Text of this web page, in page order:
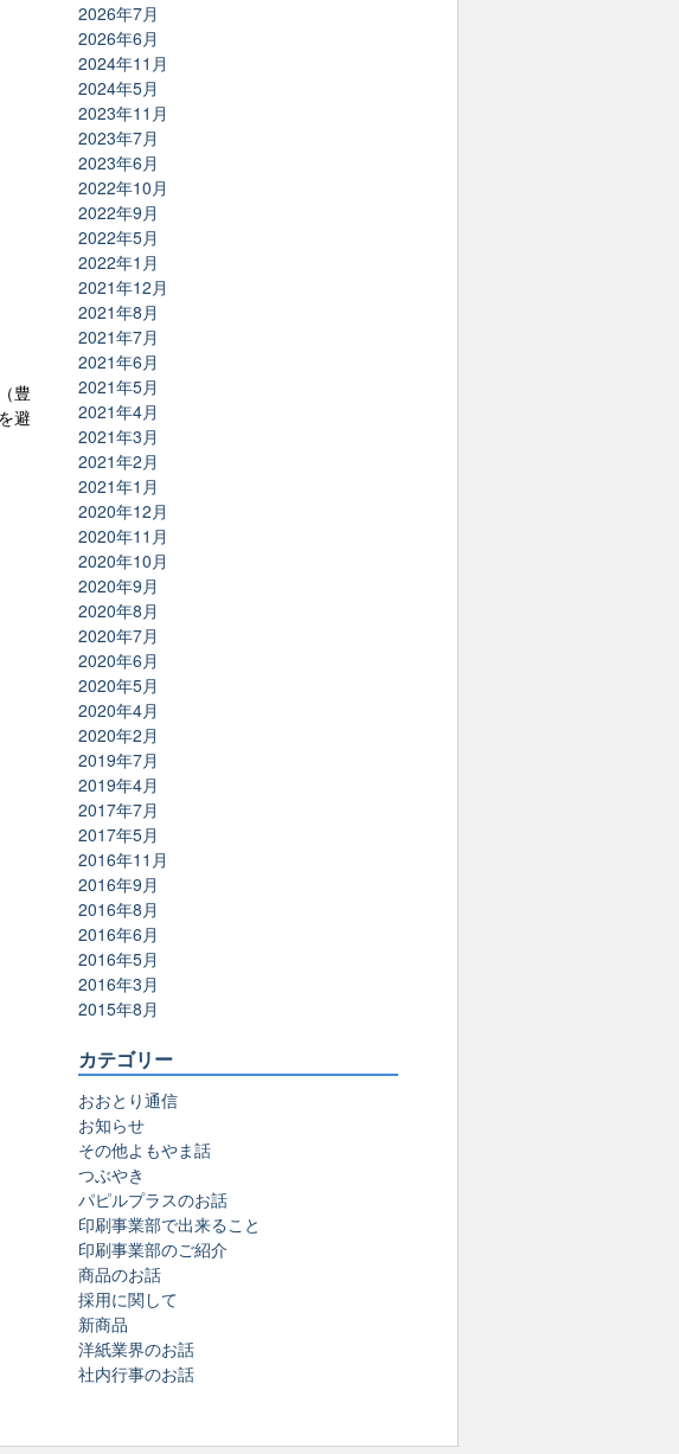
豊
避
2026年7月
2026年6月
2024年11月
2024年5月
2023年11月
2023年7月
2023年6月
2022年10月
2022年9月
2022年5月
2022年1月
2021年12月
2021年8月
2021年7月
2021年6月
2021年5月
2021年4月
2021年3月
2021年2月
2021年1月
2020年12月
2020年11月
2020年10月
2020年9月
2020年8月
2020年7月
2020年6月
2020年5月
2020年4月
2020年2月
2019年7月
2019年4月
2017年7月
2017年5月
2016年11月
2016年9月
2016年8月
2016年6月
2016年5月
2016年3月
2015年8月
カテゴリー
おおとり通信
お知らせ
その他よもやま話
つぶやき
パピルプラスのお話
印刷事業部で出来ること
印刷事業部のご紹介
商品のお話
採用に関して
新商品
洋紙業界のお話
社内行事のお話